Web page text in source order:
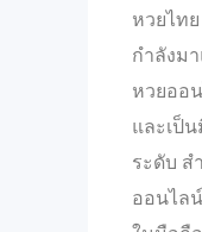
หวยไท
กำลังม
หวยออ
และเป็
ระดับ ส
ออนไล